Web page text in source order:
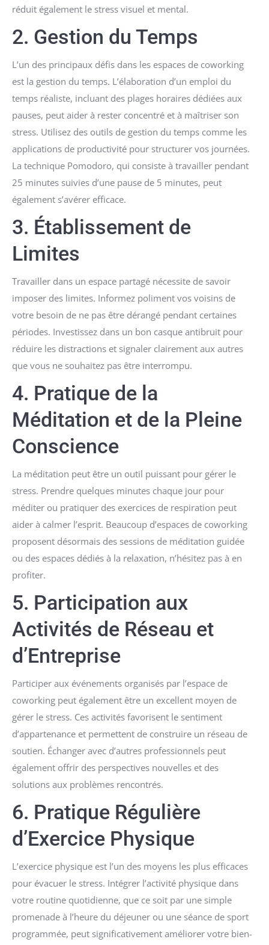
réduit également le stress visuel et mental.
2. Gestion du Temps
L’un des principaux défis dans les espaces de coworking
est la gestion du temps. L’élaboration d’un emploi du
temps réaliste, incluant des plages horaires dédiées aux
pauses, peut aider à rester concentré et à maîtriser son
stress. Utilisez des outils de gestion du temps comme les
applications de productivité pour structurer vos journées.
La technique Pomodoro, qui consiste à travailler pendant
25 minutes suivies d’une pause de 5 minutes, peut
également s’avérer efficace.
3. Établissement de
Limites
Travailler dans un espace partagé nécessite de savoir
imposer des limites. Informez poliment vos voisins de
votre besoin de ne pas être dérangé pendant certaines
périodes. Investissez dans un bon casque antibruit pour
réduire les distractions et signaler clairement aux autres
que vous ne souhaitez pas être interrompu.
4. Pratique de la
Méditation et de la Pleine
Conscience
La méditation peut être un outil puissant pour gérer le
stress. Prendre quelques minutes chaque jour pour
méditer ou pratiquer des exercices de respiration peut
aider à calmer l’esprit. Beaucoup d’espaces de coworking
proposent désormais des sessions de méditation guidée
ou des espaces dédiés à la relaxation, n’hésitez pas à en
profiter.
5. Participation aux
Activités de Réseau et
d’Entreprise
Participer aux événements organisés par l’espace de
coworking peut également être un excellent moyen de
gérer le stress. Ces activités favorisent le sentiment
d’appartenance et permettent de construire un réseau de
soutien. Échanger avec d’autres professionnels peut
également offrir des perspectives nouvelles et des
solutions aux problèmes rencontrés.
6. Pratique Régulière
d’Exercice Physique
L’exercice physique est l’un des moyens les plus efficaces
pour évacuer le stress. Intégrer l’activité physique dans
votre routine quotidienne, que ce soit par une simple
promenade à l’heure du déjeuner ou une séance de sport
programmée, peut significativement améliorer votre bien-